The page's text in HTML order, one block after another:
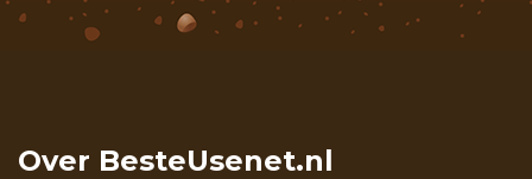
Over BesteUsenet.nl